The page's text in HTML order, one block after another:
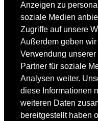
Anzeigen zu
soziale Medien
Zugriffe auf unsere
Außerdem geben
Verwendung
Partner für soziale
Analysen weiter.
diese Informationen
weiteren Daten
bereitgestellt haben
Fortgeschrittene
Lehrplan
Videoanalyse
SKI
SKITEST
Ski-FAQ
Tipps Ski-Kauf
Ski-Typen
Skishops
EQUIPMENT